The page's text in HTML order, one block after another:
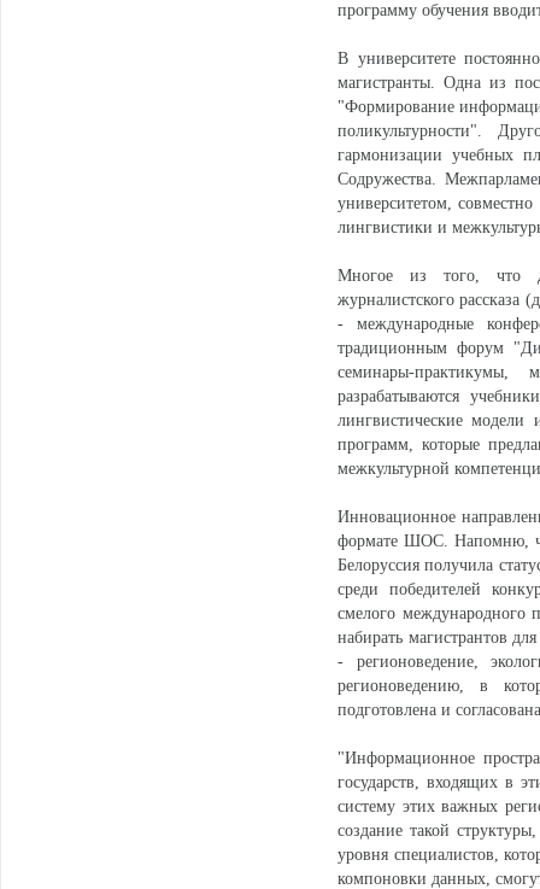
программу обучения
В университете
магистранты. Одна из
"Формирование
поликультурности".
гармонизации учебных
Содружества.
университетом,
лингвистики и
Многое из того, что
журналистского рассказа
- международные
традиционным форум
семинары-
разрабатываются
лингвистические модели
программ, которые
межкультурной
Инновационное
формате ШОС. Напомню,
Белоруссия получила
среди победителей
смелого международного
набирать магистрантов
- регионоведение,
регионоведению, в
подготовлена и
"Информационное
государств, входящих в
систему этих важных
создание такой
уровня специалистов,
компоновки данных,